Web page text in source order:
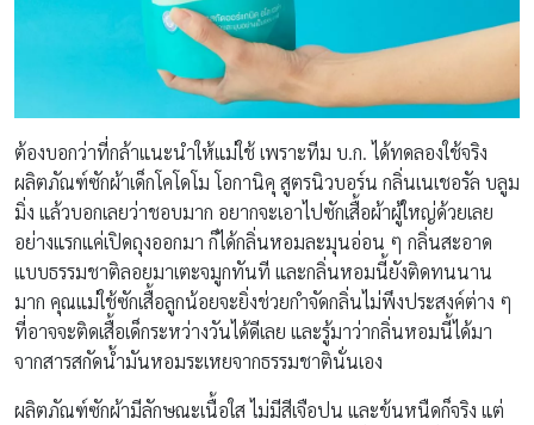
ต้องบอกว่าที่กล้าแนะนำให้แม่ใช้ เพราะทีม บ.ก. ได้ทดลองใช้จริง
ผลิตภัณฑ์ซักผ้าเด็กโคโดโม โอกานิคุ สูตรนิวบอร์น กลิ่นเนเชอรัล บลูม
มิ่ง แล้วบอกเลยว่าชอบมาก อยากจะเอาไปซักเสื้อผ้าผู้ใหญ่ด้วยเลย
อย่างแรกแค่เปิดถุงออกมา ก็ได้กลิ่นหอมละมุนอ่อน ๆ กลิ่นสะอาด
แบบธรรมชาติลอยมาเตะจมูกทันที และกลิ่นหอมนี้ยังติดทนนาน
มาก คุณแม่ใช้ซักเสื้อลูกน้อยจะยิ่งช่วยกำจัดกลิ่นไม่พึงประสงค์ต่าง ๆ
ที่อาจจะติดเสื้อเด็กระหว่างวันได้ดีเลย และรู้มาว่ากลิ่นหอมนี้ได้มา
จากสารสกัดน้ำมันหอมระเหยจากธรรมชาตินั่นเอง
ผลิตภัณฑ์ซักผ้ามีลักษณะเนื้อใส ไม่มีสีเจือปน และข้นหนืดก็จริง แต่